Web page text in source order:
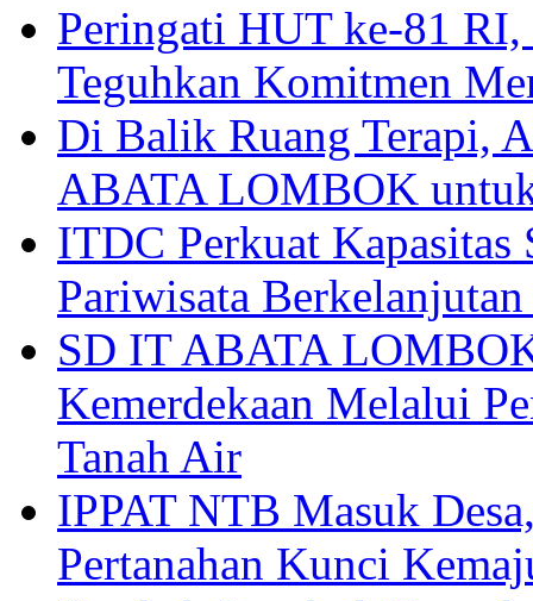
Peringati HUT ke-81
Teguhkan Komitmen
Di Balik Ruang Terapi,
ABATA LOMBOK
ITDC Perkuat
Pariwisata
SD IT ABATA
Kemerdekaan Melalui
Tanah Air
IPPAT NTB Masuk
Pertanahan Kunci